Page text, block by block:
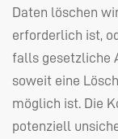
Daten löschen
erforderlich ist,
falls gesetzliche
soweit eine
möglich ist. Die
potenziell